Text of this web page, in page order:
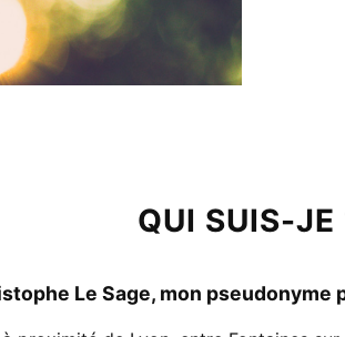
QUI SUIS-JE
Le Sage, mon pseudonyme